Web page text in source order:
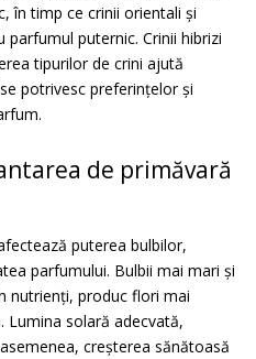
în timp ce crinii orientali și
puternic. Crinii hibrizi
tipurilor de crini ajută
potrivesc preferințelor și
de primăvară
puterea bulbilor,
parfumului. Bulbii mai mari și
nutrienți, produc flori mai
Lumina solară adecvată,
creșterea sănătoasă